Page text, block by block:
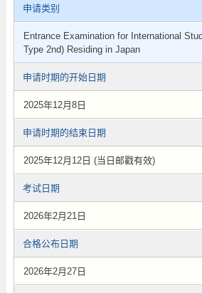
申请类别
Entrance Examination for International
Type 2nd) Residing in Japan
申请时期的开始日期
2025年12月8日
申请时期的结束日期
2025年12月12日 (当日邮戳有效)
考试日期
2026年2月21日
合格公布日期
2026年2月27日